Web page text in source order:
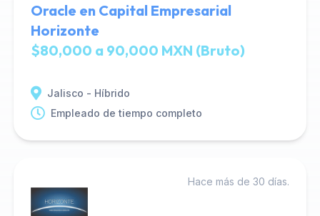
Oracle en Capital Empresarial
Horizonte
$80,000 a 90,000 MXN (Bruto)
Jalisco - Híbrido
Empleado de tiempo completo
Hace más de 30 días.